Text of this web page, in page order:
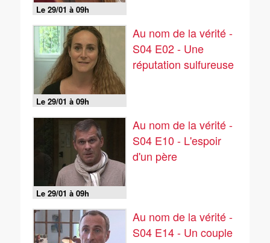
Le 29/01 à 09h
Le 29/01 à 09h
Au nom de la vérité -
S04 E02 - Une
réputation sulfureuse
Le 29/01 à 09h
Au nom de la vérité -
S04 E10 - L'espoir
d'un père
Au nom de la vérité -
S04 E14 - Un couple